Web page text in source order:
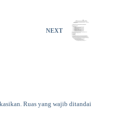
NEXT
Ruas yang wajib ditandai